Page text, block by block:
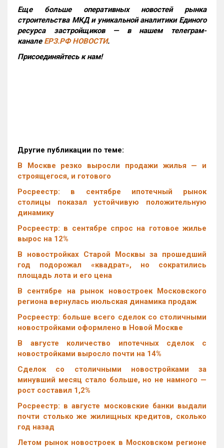
Еще больше оперативных новостей рынка
строительства МКД и уникальной аналитики Единого
ресурса застройщиков — в нашем телеграм-
канале ЕРЗ.РФ НОВОСТИ.
Присоединяйтесь к нам!
Другие публикации по теме:
В Москве резко выросли продажи жилья — и
строящегося, и готового
Росреестр: в сентябре ипотечный рынок
столицы показал устойчивую положительную
динамику
Росреестр: в сентябре спрос на готовое жилье
вырос на 12%
В новостройках Старой Москвы за прошедший
год подорожал «квадрат», но сократились
площадь лота и его цена
В сентябре на рынок новостроек Московского
региона вернулась июльская динамика продаж
Росреестр: больше всего сделок со столичными
новостройками оформлено в Новой Москве
В августе количество ипотечных сделок с
новостройками выросло почти на 14%
Cделок со столичными новостройками за
минувший месяц стало больше, но не намного —
рост составил 1,2%
Росреестр: в августе московские банки выдали
почти столько же жилищных кредитов, сколько
год назад
Летом рынок новостроек в Московском регионе